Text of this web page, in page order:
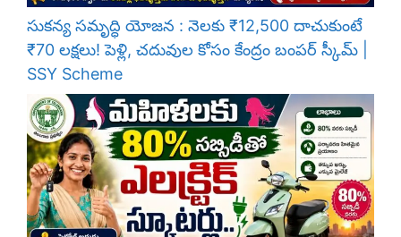
సుకన్య సమృద్ధి యోజన : నెలకు ₹12,500 దాచుకుంటే
₹70 లక్షలు! పెళ్లి, చదువుల కోసం కేంద్రం బంపర్ స్కీమ్ |
SSY Scheme